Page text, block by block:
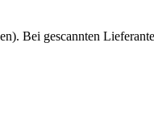
Bei gescannten